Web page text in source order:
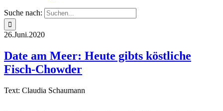
Suche nach:
26.Juni.2020
Date am Meer: Heute gibts köstliche
Fisch-Chowder
Text: Claudia Schaumann